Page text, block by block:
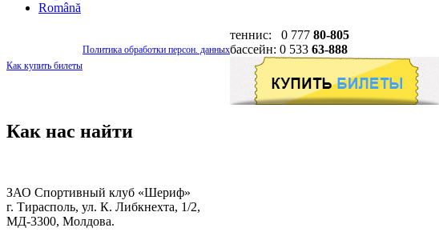
Română
Политика обработки персон. данных
Как купить билеты
теннис: 0 777 80-805
бассейн: 0 533 63-888
Как нас найти
ЗАО Спортивный клуб «Шериф»
г. Тирасполь, ул. К. Либкнехта, 1/2,
МД-3300, Молдова.